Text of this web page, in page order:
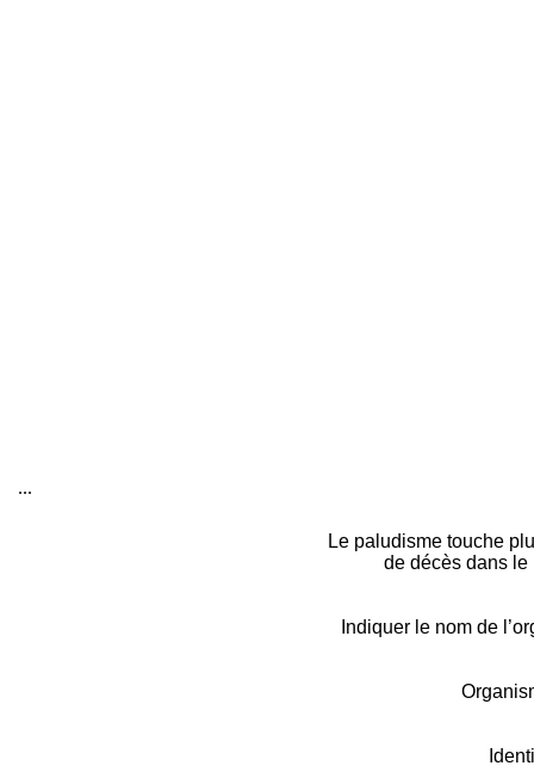
...
Le paludisme touche
de décès dans le
Indiquer le nom de